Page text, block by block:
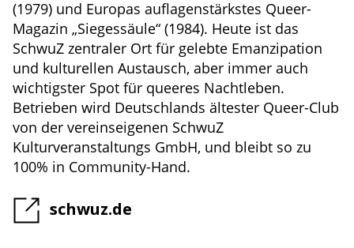
(1979) und Europas auflagenstärkstes Queer-
Magazin „Siegessäule“ (1984). Heute ist das
SchwuZ zentraler Ort für gelebte Emanzipation
und kulturellen Austausch, aber immer auch
wichtigster Spot für queeres Nachtleben.
Betrieben wird Deutschlands ältester Queer-Club
von der vereinseigenen SchwuZ
Kulturveranstaltungs GmbH, und bleibt so zu
100% in Community-Hand.
schwuz.de